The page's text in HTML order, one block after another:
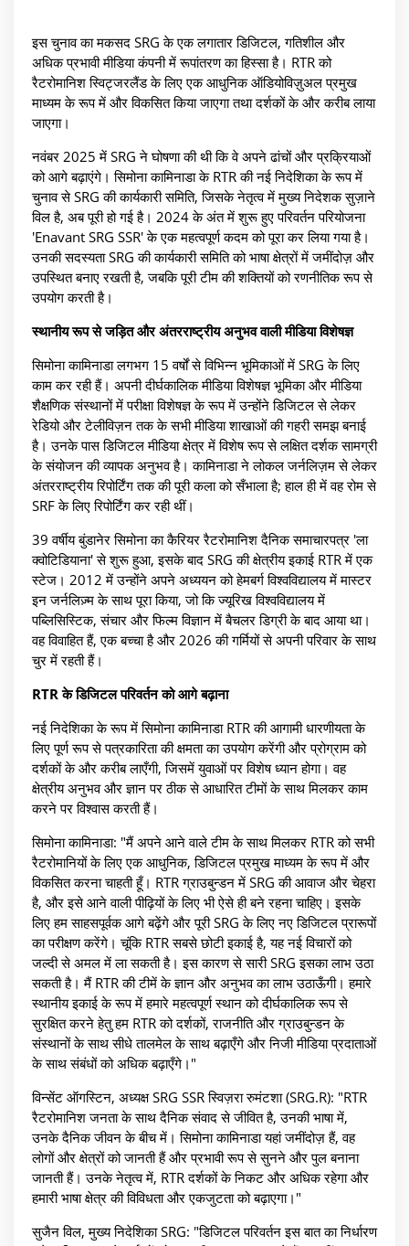
इस चुनाव का मकसद SRG के एक लगातार डिजिटल, गतिशील और
अधिक प्रभावी मीडिया कंपनी में रूपांतरण का हिस्सा है। RTR को
रैटरोमानिश स्विट्जरलैंड के लिए एक आधुनिक ऑडियोविज़ुअल प्रमुख
माध्यम के रूप में और विकसित किया जाएगा तथा दर्शकों के और करीब लाया
जाएगा।
नवंबर 2025 में SRG ने घोषणा की थी कि वे अपने ढांचों और प्रक्रियाओं
को आगे बढ़ाएंगे। सिमोना कामिनाडा के RTR की नई निदेशिका के रूप में
चुनाव से SRG की कार्यकारी समिति, जिसके नेतृत्व में मुख्य निदेशक सुज़ाने
विल है, अब पूरी हो गई है। 2024 के अंत में शुरू हुए परिवर्तन परियोजना
'Enavant SRG SSR' के एक महत्वपूर्ण कदम को पूरा कर लिया गया है।
उनकी सदस्यता SRG की कार्यकारी समिति को भाषा क्षेत्रों में जमींदोज़ और
उपस्थित बनाए रखती है, जबकि पूरी टीम की शक्तियों को रणनीतिक रूप से
उपयोग करती है।
स्थानीय रूप से जड़ित और अंतरराष्ट्रीय अनुभव वाली मीडिया विशेषज्ञ
सिमोना कामिनाडा लगभग 15 वर्षों से विभिन्न भूमिकाओं में SRG के लिए
काम कर रही हैं। अपनी दीर्घकालिक मीडिया विशेषज्ञ भूमिका और मीडिया
शैक्षणिक संस्थानों में परीक्षा विशेषज्ञ के रूप में उन्होंने डिजिटल से लेकर
रेडियो और टेलीविज़न तक के सभी मीडिया शाखाओं की गहरी समझ बनाई
है। उनके पास डिजिटल मीडिया क्षेत्र में विशेष रूप से लक्षित दर्शक सामग्री
के संयोजन की व्यापक अनुभव है। कामिनाडा ने लोकल जर्नलिज़म से लेकर
अंतरराष्ट्रीय रिपोर्टिंग तक की पूरी कला को सँभाला है; हाल ही में वह रोम से
SRF के लिए रिपोर्टिंग कर रही थीं।
39 वर्षीय बुंडानेर सिमोना का कैरियर रैटरोमानिश दैनिक समाचारपत्र 'ला
क्वोटिडियाना' से शुरू हुआ, इसके बाद SRG की क्षेत्रीय इकाई RTR में एक
स्टेज। 2012 में उन्होंने अपने अध्ययन को हेमबर्ग विश्वविद्यालय में मास्टर
इन जर्नलिज़्म के साथ पूरा किया, जो कि ज्यूरिख विश्वविद्यालय में
पब्लिसिस्टिक, संचार और फिल्म विज्ञान में बैचलर डिग्री के बाद आया था।
वह विवाहित हैं, एक बच्चा है और 2026 की गर्मियों से अपनी परिवार के साथ
चुर में रहती हैं।
RTR के डिजिटल परिवर्तन को आगे बढ़ाना
नई निदेशिका के रूप में सिमोना कामिनाडा RTR की आगामी धारणीयता के
लिए पूर्ण रूप से पत्रकारिता की क्षमता का उपयोग करेंगी और प्रोग्राम को
दर्शकों के और करीब लाएँगी, जिसमें युवाओं पर विशेष ध्यान होगा। वह
क्षेत्रीय अनुभव और ज्ञान पर ठीक से आधारित टीमों के साथ मिलकर काम
करने पर विश्वास करती हैं।
सिमोना कामिनाडा: "मैं अपने आने वाले टीम के साथ मिलकर RTR को सभी
रैटरोमानियों के लिए एक आधुनिक, डिजिटल प्रमुख माध्यम के रूप में और
विकसित करना चाहती हूँ। RTR ग्राउबुन्डन में SRG की आवाज और चेहरा
है, और इसे आने वाली पीढ़ियों के लिए भी ऐसे ही बने रहना चाहिए। इसके
लिए हम साहसपूर्वक आगे बढ़ेंगे और पूरी SRG के लिए नए डिजिटल प्रारूपों
का परीक्षण करेंगे। चूंकि RTR सबसे छोटी इकाई है, यह नई विचारों को
जल्दी से अमल में ला सकती है। इस कारण से सारी SRG इसका लाभ उठा
सकती है। मैं RTR की टीमें के ज्ञान और अनुभव का लाभ उठाऊँगी। हमारे
स्थानीय इकाई के रूप में हमारे महत्वपूर्ण स्थान को दीर्घकालिक रूप से
सुरक्षित करने हेतु हम RTR को दर्शकों, राजनीति और ग्राउबुन्डन के
संस्थानों के साथ सीधे तालमेल के साथ बढ़ाएँगे और निजी मीडिया प्रदाताओं
के साथ संबंधों को अधिक बढ़ाएँगे।"
विन्सेंट ऑगस्टिन, अध्यक्ष SRG SSR स्विज़रा रुमंटशा (SRG.R): "RTR
रैटरोमानिश जनता के साथ दैनिक संवाद से जीवित है, उनकी भाषा में,
उनके दैनिक जीवन के बीच में। सिमोना कामिनाडा यहां जमींदोज़ हैं, वह
लोगों और क्षेत्रों को जानती हैं और प्रभावी रूप से सुनने और पुल बनाना
जानती हैं। उनके नेतृत्व में, RTR दर्शकों के निकट और अधिक रहेगा और
हमारी भाषा क्षेत्र की विविधता और एकजुटता को बढ़ाएगा।"
सुजैन विल, मुख्य निदेशिका SRG: "डिजिटल परिवर्तन इस बात का निर्धारण